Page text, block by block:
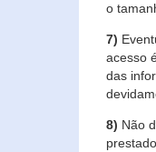
o
7)
acesso
das
8) Não